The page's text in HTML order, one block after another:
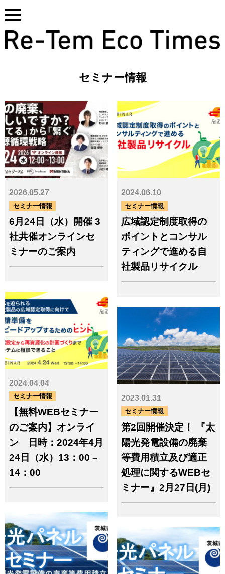
Skip
to
content
セミナー情報
基本サービス一覧はこちら
タグ
CO₂GHGPCB SDGs アスベスト
エネルギー
サステナブル
サーキュラーエコノミー
トラックパリ協定
フロン回収プラスチック
事前協議制度健康
再生可能エネルギー古紙
地球温暖化
少子高齢化平等広域認定廃棄物
廃棄物処理法建設リサイクル
持続可能な社会教育森林
気候変動
水 水銀
法改正
温室効果ガス温暖化火災燃料
生活の質生物多様性
監査経済脱炭素自治体
認定事業者貧困・格差
都市鉱山鉱山問題
電子マニフェスト 電子化
電子契約食食品ロス
カテゴリー
社会貢献
売上・物量・環境評価
表彰
広報から
環境問題を考えるアート＆イベ
ント
セミナー情報コラム一覧
メッセージ
2026.05.27
セミナー情報
6月24日（水）開催 3
社共催オンラインセ
ミナーのご案内
2024.06.10
セミナー情報
広域認定制度取得の
ポイントとコンサル
ティングで進める自
社製品リサイクル
2024.04.04
セミナー情報
【無料WEBセミナー
のご案内】オンライ
ン 日時：2024年4月
24日（水）13：00 –
14：00
2023.01.31
セミナー情報
第2回開催決定！ 『太
陽光発電設備の廃棄
等費用積立及び適正
処理に関するWEBセ
ミナー』2月27日(月)